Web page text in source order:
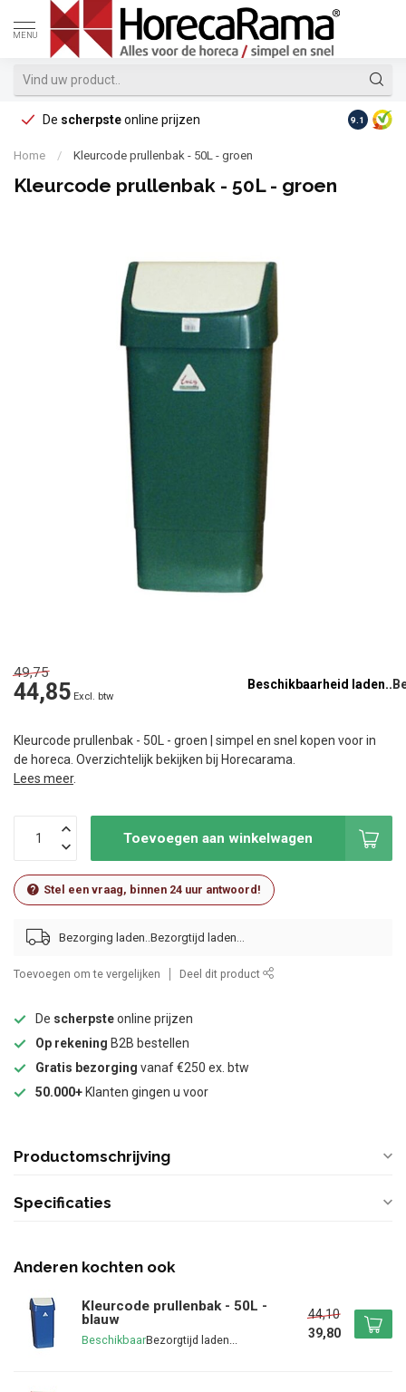
MENU
De scherpsteonline prijzen Op
9.1
Home / Kleurcode prullenbak - 50L - groen
Kleurcode prullenbak - 50L - groen
49,75
44,85 Excl. btw
Beschikbaarheid laden..
Kleurcode prullenbak - 50L - groen | simpel en snel kopen voor in
de horeca. Overzichtelijk bekijken bij Horecarama.
Lees meer.
Toevoegen aan winkelwagen
Stel een vraag, binnen 24 uur antwoord!
Bezorging laden..
Toevoegen om te vergelijken Deel dit product
De scherpsteonline prijzen
Op rekening B2B bestellen
Gratis bezorging vanaf €250 ex. btw
50.000+ Klanten gingen u voor
Productomschrijving
Specificaties
Anderen kochten ook
Kleurcode prullenbak - 50L -
blauw
Beschikbaar
44,10
39,80